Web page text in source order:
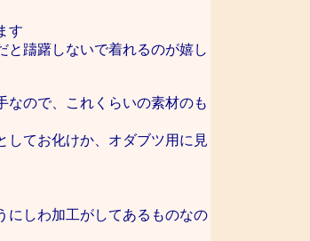
す
と躊躇しないで着れるのが嬉し
なので、これくらいの素材のも
してお化けか、オダブツ用に見
にしわ加工がしてあるものなの